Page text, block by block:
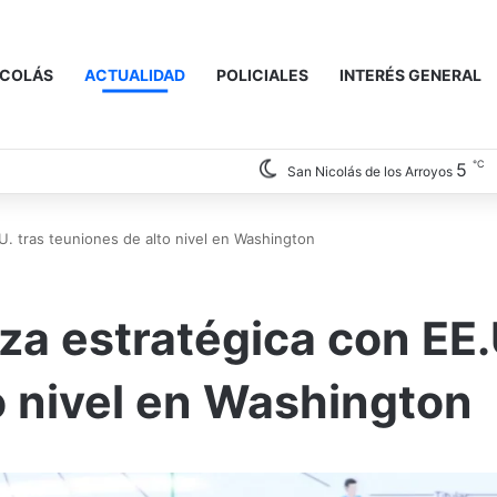
ACTUALIDAD POLICIALES INTERÉS GENERAL
San Nicolás de los Arroyos 5 ℃
tras teuniones de alto nivel en Washington
estratégica con
en Washington